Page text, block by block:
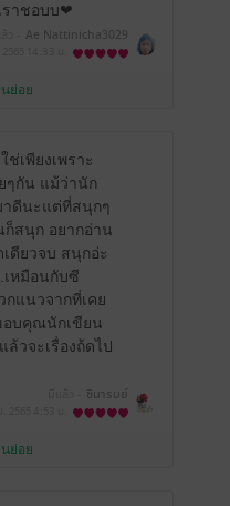
ราชอบบ❤
Ae Nattinicha3029
ย่อย
ช่เพียงเพราะ
ๆกัน แม้ว่านัก
าดีนะแต่ที่สนุกๆ
ก็สนุก อยากอ่าน
ดียวจบ สนุกอ่ะ
เหมือนกับซี
กแนวจากที่เคย
บคุณนักเขียน
วจะเรื่องถ้ดไป
ชินารมย์
ย่อย